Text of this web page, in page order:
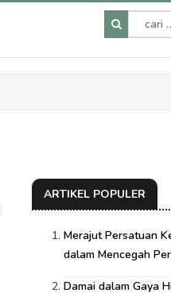
ARTIKEL POPULER
Merajut Persatuan
dalam Mencegah
Damai dalam Gaya